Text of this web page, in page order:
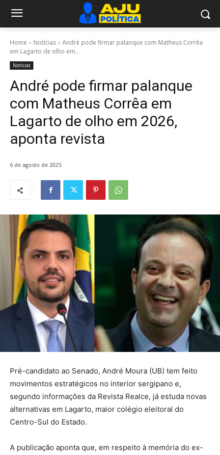
Home Notícias
André pode firmar palanque com Matheus Corrêa
em Lagarto de olho em...
Notícias
André pode firmar palanque
com Matheus Corrêa em
Lagarto de olho em 2026,
aponta revista
6 de agosto de 2025
Pré-candidato ao Senado, André Moura (UB) tem feito
movimentos estratégicos no interior sergipano e,
segundo informações da Revista Realce, já estuda novas
alternativas em Lagarto, maior colégio eleitoral do
Centro-Sul do Estado.
A publicação aponta que, em respeito à memória do ex-